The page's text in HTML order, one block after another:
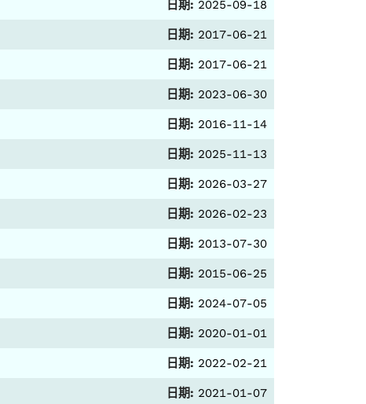
日期: 2025-09-18
日期: 2017-06-21
日期: 2017-06-21
日期: 2023-06-30
日期: 2016-11-14
日期: 2025-11-13
日期: 2026-03-27
日期: 2026-02-23
日期: 2013-07-30
日期: 2015-06-25
日期: 2024-07-05
日期: 2020-01-01
日期: 2022-02-21
日期: 2021-01-07